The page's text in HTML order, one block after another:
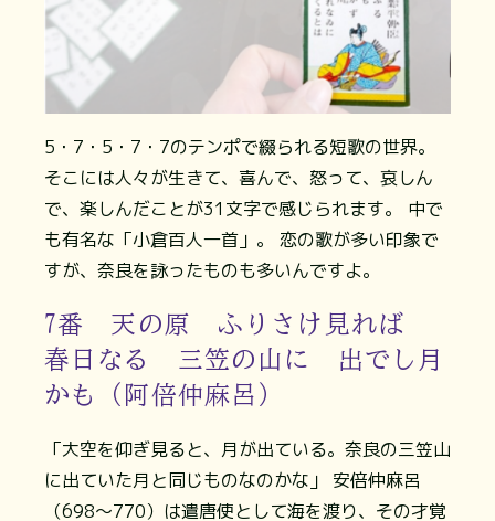
5・7・5・7・7のテンポで綴られる短歌の世界。
そこには人々が生きて、喜んで、怒って、哀しん
で、楽しんだことが31文字で感じられます。 中で
も有名な「小倉百人一首」。 恋の歌が多い印象で
すが、奈良を詠ったものも多いんですよ。
7番 天の原 ふりさけ見れば
春日なる 三笠の山に 出でし月
かも（阿倍仲麻呂）
「大空を仰ぎ見ると、月が出ている。奈良の三笠山
に出ていた月と同じものなのかな」 安倍仲麻呂
（698～770）は遣唐使として海を渡り、その才覚